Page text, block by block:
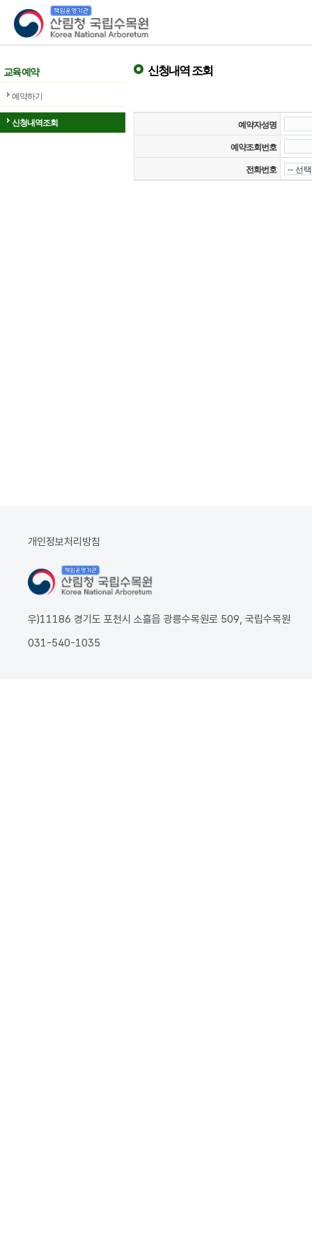
산림청 국립수목원
교육 예약
예약하기
신청내역조회
신청내역 조회
예약자성명
예약조회번호
전화번호
개인정보처리방침
우)11186 경기도 포천시 소흘읍 광릉수목원로 509, 국립수목원
031-540-1035